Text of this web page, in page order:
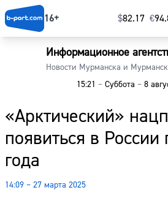
16+ $⁠82.17 €
Информационное
Новости Мурманска и
15:21 – Суббота – 8
«Арктический»
появиться в России
года
14:09 – 27 марта 2025
Главная
Наши гости
Фоторепортажи
Погода